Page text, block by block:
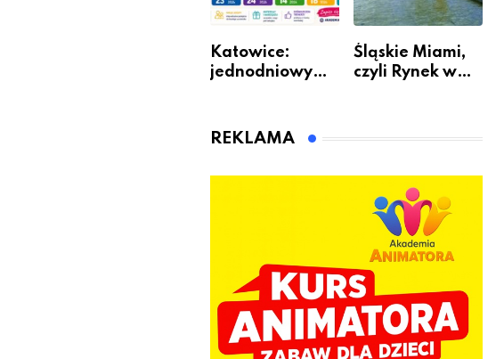
Katowice:
jednodniowy
animatora
Śląskie Miami,
czyli Rynek w
REKLAMA